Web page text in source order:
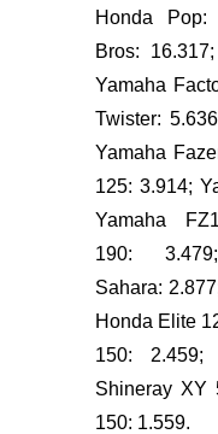
Honda Pop:
Bros:
Yamaha
Twister:
Yamaha
125: 3.914;
Yamaha
190:
Sahara:
Honda Elite
150: 2.459;
Shineray XY
150: 1.559.